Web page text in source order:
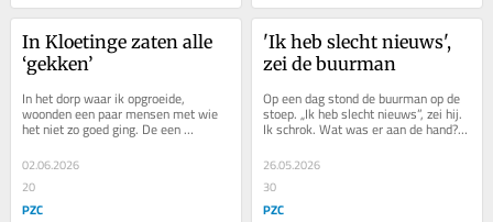
In Kloetinge zaten alle
‘gekken’
In het dorp waar ik opgroeide,
woonden een paar mensen met wie
het niet zo goed ging. De een
worstelde met een verslaving, de
ander met een depressie....
02.06.2026
20
PZC
'Ik heb slecht nieuws',
zei de buurman
Op een dag stond de buurman op de
stoep. „Ik heb slecht nieuws”, zei hij.
Ik schrok. Wat was er aan de hand?
26.05.2026
30
PZC